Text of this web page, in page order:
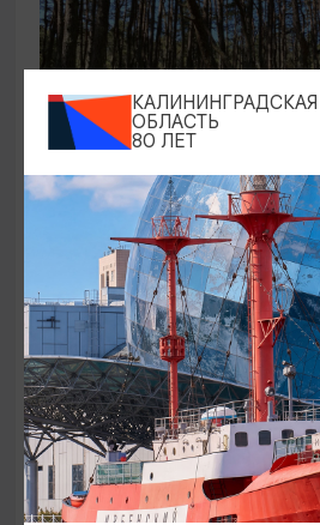
ЭКСКУРСИИ УЧРЕЖДЕНИЙ
Аудиоспектакль
косы»
01.02.2026 - 31.12.2026,
Куршская коса
ОТ 2500₽
КАЛИНИНГРАДСКАЯ
ОБЛАСТЬ
80 ЛЕТ